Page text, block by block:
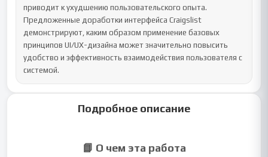
приводит к ухудшению пользовательского опыта.
Предложенные доработки интерфейса Craigslist
демонстрируют, каким образом применение базовых
принципов UI/UX-дизайна может значительно повысить
удобство и эффективность взаимодействия пользователя с
системой.
Подробное описание
📘 О чем эта работа